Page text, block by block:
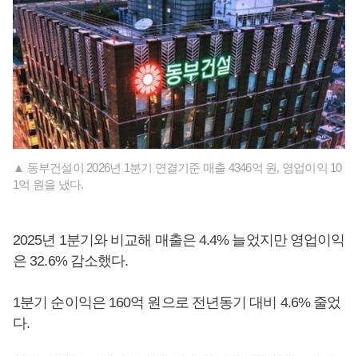
▲ 동부건설이 2026년 1분기 연결기준 매출 4346억 원, 영업이익 10
1억 원을 냈다.
2025년 1분기와 비교해 매출은 4.4% 늘었지만 영업이익
은 32.6% 감소했다.
1분기 순이익은 160억 원으로 전년동기 대비 4.6% 줄었
다.